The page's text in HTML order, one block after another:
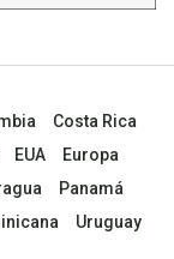
Costa Rica
EUA
Europa
Panamá
Uruguay